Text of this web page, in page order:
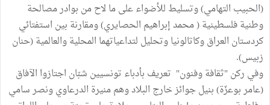
(الحبيب التهامي) وتسليط للأضواء على ما لاح من بوادر مصالحة
وطنية فلسطينية ( محمد إبراهيم الحصايري) ومقارنة بين استفتائي
كردستان العراق وكاتالونيا وتحليل لتداعياتهما المحلية والعالمية (حنان
زبيس).
وفي ركن "ثقافة وفنون" تعريف بأدباء تونسيين شبّان اجتازوا الآفاق
(عامر بوعزّة) بنيل جوائز خارج البلاد وهم منيرة الدرعاوي ونصر سامي